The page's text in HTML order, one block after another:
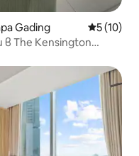
Gading Средна
5 (10)
The Kensington